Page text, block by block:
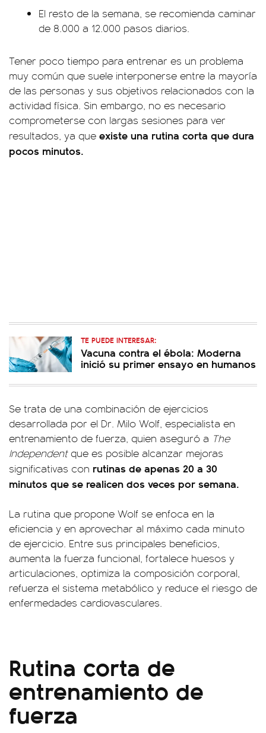
El resto de la semana, se recomienda caminar
de 8.000 a 12.000 pasos diarios.
Tener poco tiempo para entrenar es un problema
muy común que suele interponerse entre la mayoría
de las personas y sus objetivos relacionados con la
actividad física. Sin embargo, no es necesario
comprometerse con largas sesiones para ver
resultados, ya que existe una rutina corta que dura
pocos minutos.
TE PUEDE INTERESAR:
Vacuna contra el ébola: Moderna
inició su primer ensayo en humanos
Se trata de una combinación de ejercicios
desarrollada por el Dr. Milo Wolf, especialista en
entrenamiento de fuerza, quien aseguró a The
Independentque es posible alcanzar mejoras
significativas con rutinas de apenas 20 a 30
minutos que se realicen dos veces por semana.
La rutina que propone Wolf se enfoca en la
eficiencia y en aprovechar al máximo cada minuto
de ejercicio. Entre sus principales beneficios,
aumenta la fuerza funcional, fortalece huesos y
articulaciones, optimiza la composición corporal,
refuerza el sistema metabólico y reduce el riesgo de
enfermedades cardiovasculares.
Rutina corta de
entrenamiento de
fuerza